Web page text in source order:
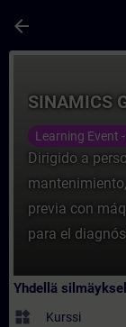
arrow_back
SINAMICS
Learning Event
Dirigido a
previa con
para el
Yhdellä
widgets Kurssi